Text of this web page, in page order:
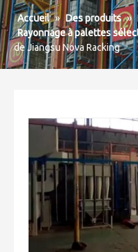
Accueil » Des produits »
Rayonnage à palettes
de Jiangsu Nova Racking